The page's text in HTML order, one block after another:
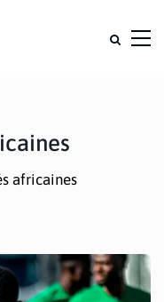
africaines